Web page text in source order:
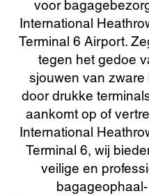
voor
International
Terminal 6 Airport.
tegen het gedoe
sjouwen van zware
door drukke
aankomt op of
International
Terminal 6, wij
veilige en